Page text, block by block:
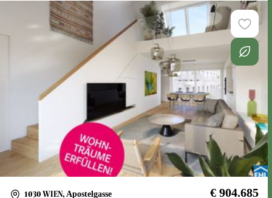
1030 WIEN, Apostelgasse € 904.685